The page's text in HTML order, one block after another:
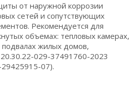
от наружной коррозии
сетей и сопутствующих
Рекомендуется для
объемах: тепловых камерах,
жилых домов,
029-37491760-2023
07).